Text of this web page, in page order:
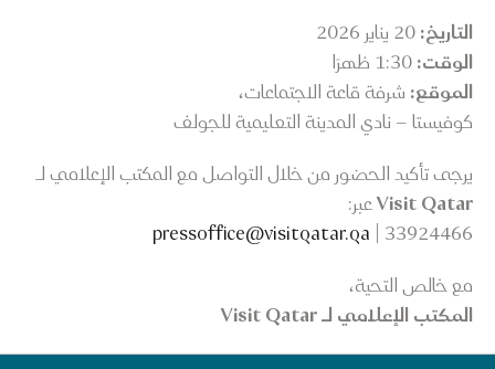
التاريخ:
الوقت:
الموقع: شرفة قاعة الاجتماعات،
كوفيستا – نادي المدينة التعليمية للجولف
يرجى تأكيد الحضور من خلال التواصل مع المكتب الإعلامي لـ
Visit Qatarعبر:
pressoffice@visitqatar.qa | 33924466
مع خالص التحية،
المكتب الإعلامي لـ Visit Qatar